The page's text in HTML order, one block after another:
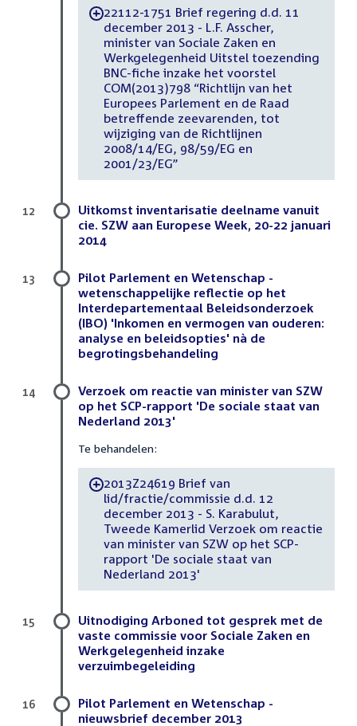
-22112-1751 Brief regering d.d. 11
december 2013 - L.F. Asscher,
minister van Sociale Zaken en
Werkgelegenheid Uitstel toezending
BNC-fiche inzake het voorstel
COM(2013)798 “Richtlijn van het
Europees Parlement en de Raad
betreffende zeevarenden, tot
wijziging van de Richtlijnen
2008/14/EG, 98/59/EG en
2001/23/EG”
Uitkomst inventarisatie deelname vanuit
cie. SZW aan Europese Week, 20-22 januari
2014
12
Pilot Parlement en Wetenschap -
wetenschappelijke reflectie op het
Interdepartementaal Beleidsonderzoek
(IBO) 'Inkomen en vermogen van ouderen:
analyse en beleidsopties' nà de
begrotingsbehandeling
13
Verzoek om reactie van minister van SZW
op het SCP-rapport 'De sociale staat van
Nederland 2013'
Te behandelen:
-2013Z24619 Brief van
lid/fractie/commissie d.d. 12
december 2013 - S. Karabulut,
Tweede Kamerlid Verzoek om reactie
van minister van SZW op het SCP-
rapport 'De sociale staat van
Nederland 2013'
14
Uitnodiging Arboned tot gesprek met de
vaste commissie voor Sociale Zaken en
Werkgelegenheid inzake
verzuimbegeleiding
15
Pilot Parlement en Wetenschap -
nieuwsbrief december 2013
16